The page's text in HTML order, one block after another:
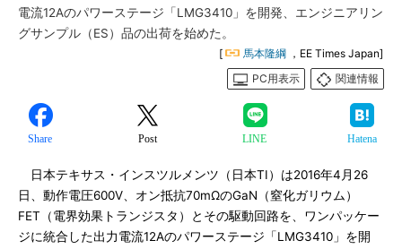
電流12Aのパワーステージ「LMG3410」を開発、エンジニアリン
グサンプル（ES）品の出荷を始めた。
[ 馬本隆綱 ，EE Times Japan]
PC用表示
関連情報
Share Post LINE Hatena
日本テキサス・インスツルメンツ（日本TI）は2016年4月26
日、動作電圧600V、オン抵抗70mΩのGaN（窒化ガリウム）
FET（電界効果トランジスタ）とその駆動回路を、ワンパッケー
ジに統合した出力電流12Aのパワーステージ「LMG3410」を開